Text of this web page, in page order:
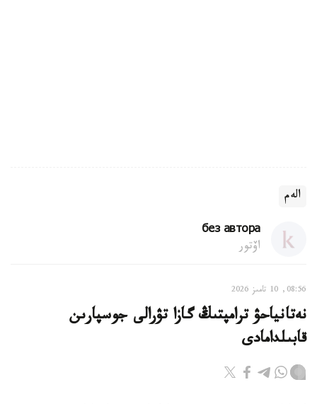
الەم
без автора
اۆتور
08:56, 10 تامىز 2026
نەتانياحۋ ترامپتىڭ گازا تۋرالى جوسپارىن
قابىلدامادى